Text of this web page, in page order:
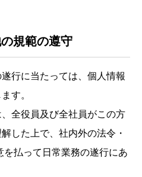
規範の遵守
行に当たっては、個人情報
す。
全役員及び全社員がこの方
した上で、社内外の法令・
払って日常業務の遂行にあ